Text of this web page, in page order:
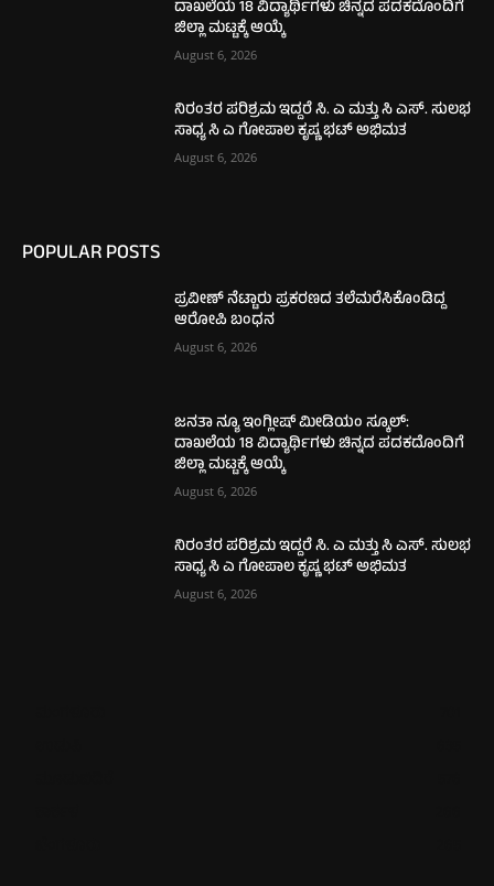
ದಾಖಲೆಯ 18 ವಿದ್ಯಾರ್ಥಿಗಳು ಚಿನ್ನದ ಪದಕದೊಂದಿಗೆ
ಜಿಲ್ಲಾ ಮಟ್ಟಕ್ಕೆ ಆಯ್ಕೆ
August 6, 2026
ನಿರಂತರ ಪರಿಶ್ರಮ ಇದ್ದರೆ ಸಿ. ಎ ಮತ್ತು ಸಿ ಎಸ್. ಸುಲಭ
ಸಾಧ್ಯ ಸಿ ಎ ಗೋಪಾಲ ಕೃಷ್ಣ ಭಟ್ ಅಭಿಮತ
August 6, 2026
POPULAR POSTS
ಪ್ರವೀಣ್ ನೆಟ್ಟಾರು ಪ್ರಕರಣದ ತಲೆಮರೆಸಿಕೊಂಡಿದ್ದ
ಆರೋಪಿ ಬಂಧನ
August 6, 2026
ಜನತಾ ನ್ಯೂ ಇಂಗ್ಲೀಷ್ ಮೀಡಿಯಂ ಸ್ಕೂಲ್:
ದಾಖಲೆಯ 18 ವಿದ್ಯಾರ್ಥಿಗಳು ಚಿನ್ನದ ಪದಕದೊಂದಿಗೆ
ಜಿಲ್ಲಾ ಮಟ್ಟಕ್ಕೆ ಆಯ್ಕೆ
August 6, 2026
ನಿರಂತರ ಪರಿಶ್ರಮ ಇದ್ದರೆ ಸಿ. ಎ ಮತ್ತು ಸಿ ಎಸ್. ಸುಲಭ
ಸಾಧ್ಯ ಸಿ ಎ ಗೋಪಾಲ ಕೃಷ್ಣ ಭಟ್ ಅಭಿಮತ
August 6, 2026